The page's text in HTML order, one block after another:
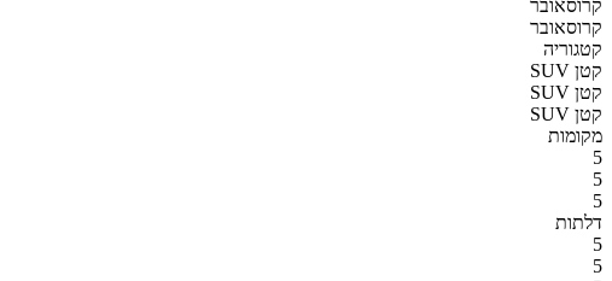
קרוסאובר
קרוסאובר
קטגוריה
SUV קטן
SUV קטן
SUV קטן
מקומות
5
5
5
דלתות
5
5